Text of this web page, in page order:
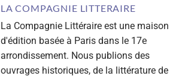
LA COMPAGNIE LITTERAIRE
La Compagnie Littéraire est une maison
d'édition basée à Paris dans le 17e
arrondissement. Nous publions des
ouvrages historiques, de la littérature de